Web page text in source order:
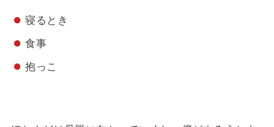
寝るとき
食事
抱っこ